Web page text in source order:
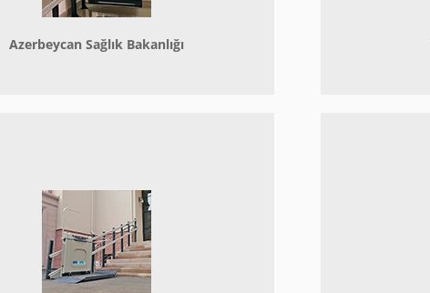
Azerbeycan Sağlık Bakanlığı